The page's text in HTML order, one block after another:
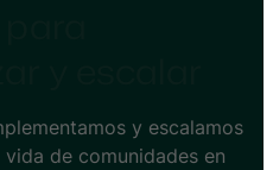
y escalamos
de comunidades en